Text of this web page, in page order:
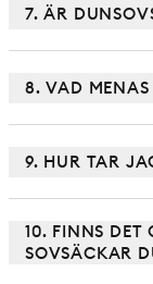
7. ÄR
8. VAD MENAS
9. HUR TAR
10. FINNS DET
SOVSÄCKAR